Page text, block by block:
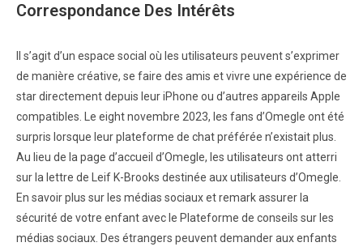
Correspondance Des Intérêts
Il s’agit d’un espace social où les utilisateurs peuvent s’exprimer
de manière créative, se faire des amis et vivre une expérience de
star directement depuis leur iPhone ou d’autres appareils Apple
compatibles. Le eight novembre 2023, les fans d’Omegle ont été
surpris lorsque leur plateforme de chat préférée n’existait plus.
Au lieu de la page d’accueil d’Omegle, les utilisateurs ont atterri
sur la lettre de Leif K-Brooks destinée aux utilisateurs d’Omegle.
En savoir plus sur les médias sociaux et remark assurer la
sécurité de votre enfant avec le Plateforme de conseils sur les
médias sociaux. Des étrangers peuvent demander aux enfants